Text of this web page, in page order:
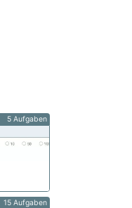
5 Aufgaben
15 Aufgaben